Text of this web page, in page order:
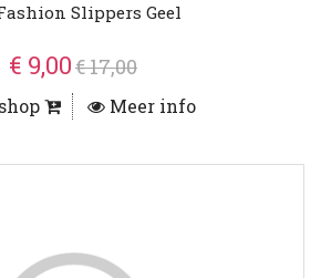
Slippers Geel
€ 9,00€ 17,00
Meer info